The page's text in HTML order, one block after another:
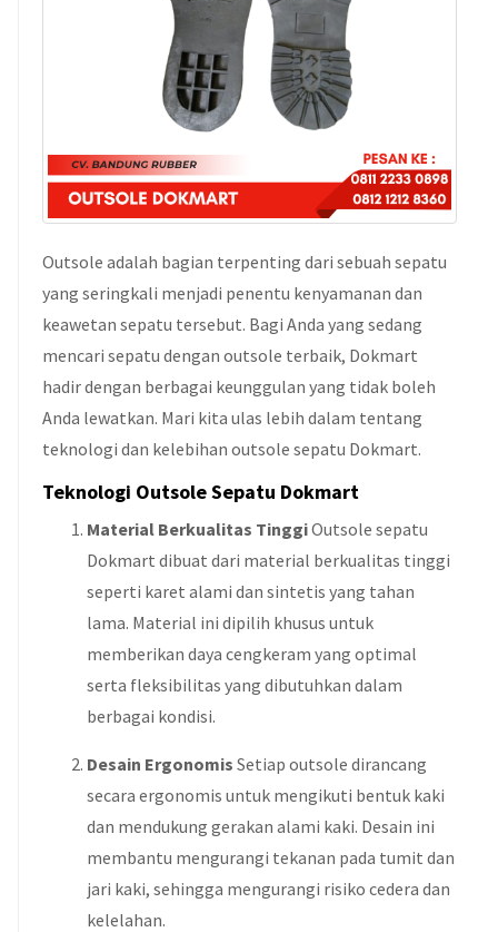
Outsole adalah bagian terpenting dari sebuah sepatu
yang seringkali menjadi penentu kenyamanan dan
keawetan sepatu tersebut. Bagi Anda yang sedang
mencari sepatu dengan outsole terbaik, Dokmart
hadir dengan berbagai keunggulan yang tidak boleh
Anda lewatkan. Mari kita ulas lebih dalam tentang
teknologi dan kelebihan outsole sepatu Dokmart.
Teknologi Outsole Sepatu Dokmart
Material Berkualitas TinggiOutsole sepatu
Dokmart dibuat dari material berkualitas tinggi
seperti karet alami dan sintetis yang tahan
lama. Material ini dipilih khusus untuk
memberikan daya cengkeram yang optimal
serta fleksibilitas yang dibutuhkan dalam
berbagai kondisi.
Desain Ergonomis Setiap outsole dirancang
secara ergonomis untuk mengikuti bentuk kaki
dan mendukung gerakan alami kaki. Desain ini
membantu mengurangi tekanan pada tumit dan
jari kaki, sehingga mengurangi risiko cedera dan
kelelahan.